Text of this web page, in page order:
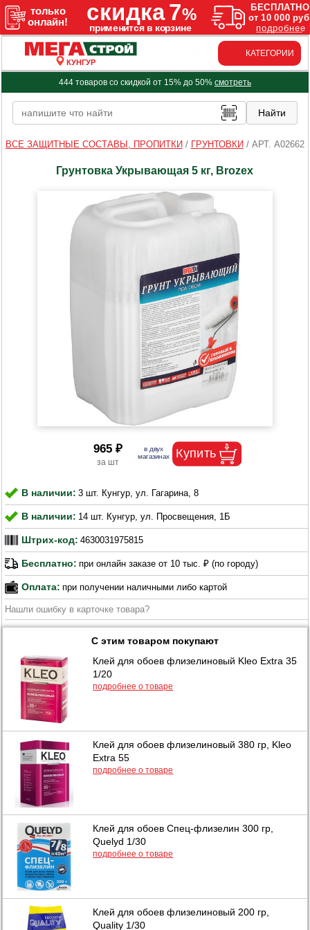
КУНГУР
КАТЕГОРИИ
444 товаров со скидкой от 15% до 50% смотреть
ВСЕ ЗАЩИТНЫЕ СОСТАВЫ, ПРОПИТКИ / ГРУНТОВКИ / АРТ. A02662
Грунтовка Укрывающая 5 кг, Brozex
965 ₽
В наличии: 3 шт. Кунгур, ул. Гагарина, 8
В наличии: 14 шт. Кунгур, ул. Просвещения, 1Б
Штрих-код: 4630031975815
Бесплатно: при онлайн заказе от 10 тыс. ₽ (по городу)
Оплата: при получении наличными либо картой
Нашли ошибку в карточке товара?
С этим товаром покупают
Клей для обоев флизелиновый Kleo Extra 35
1/20
подробнее о товаре
Клей для обоев флизелиновый 380 гр, Kleo
Extra 55
подробнее о товаре
Клей для обоев Спец-флизелин 300 гр,
Quelyd 1/30
подробнее о товаре
Клей для обоев флизелиновый 200 гр,
Quality 1/30